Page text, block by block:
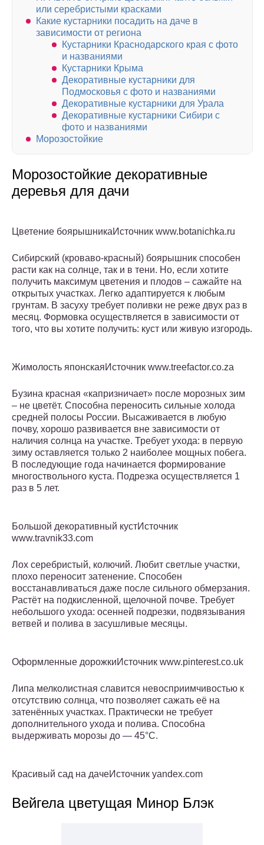
или серебристыми красками
Какие кустарники посадить на даче в
зависимости от региона
Кустарники Краснодарского края с фото
и названиями
Кустарники Крыма
Декоративные кустарники для
Подмосковья с фото и названиями
Декоративные кустарники для Урала
Декоративные кустарники Сибири с
фото и названиями
Морозостойкие
Морозостойкие декоративные
деревья для дачи
Цветение боярышникаИсточник www.botanichka.ru
Сибирский (кроваво-красный) боярышник способен
расти как на солнце, так и в тени. Но, если хотите
получить максимум цветения и плодов – сажайте на
открытых участках. Легко адаптируется к любым
грунтам. В засуху требует поливки не реже двух раз в
месяц. Формовка осуществляется в зависимости от
того, что вы хотите получить: куст или живую изгородь.
Жимолость японскаяИсточник www.treefactor.co.za
Бузина красная «капризничает» после морозных зим
– не цветёт. Способна переносить сильные холода
средней полосы России. Высаживается в любую
почву, хорошо развивается вне зависимости от
наличия солнца на участке. Требует ухода: в первую
зиму оставляется только 2 наиболее мощных побега.
В последующие года начинается формирование
многоствольного куста. Подрезка осуществляется 1
раз в 5 лет.
Большой декоративный кустИсточник
www.travnik33.com
Лох серебристый, колючий. Любит светлые участки,
плохо переносит затенение. Способен
восстанавливаться даже после сильного обмерзания.
Растёт на подкисленной, щелочной почве. Требует
небольшого ухода: осенней подрезки, подвязывания
ветвей и полива в засушливые месяцы.
Оформленные дорожкиИсточник www.pinterest.co.uk
Липа мелколистная славится невосприимчивостью к
отсутствию солнца, что позволяет сажать её на
затенённых участках. Практически не требует
дополнительного ухода и полива. Способна
выдерживать морозы до — 45°С.
Красивый сад на дачеИсточник yandex.com
Вейгела цветущая Минор Блэк